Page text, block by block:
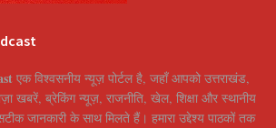
एक विश्वसनीय न्यूज़ पोर्टल है, जहाँ आपको उत्तराखंड,
खबरें, ब्रेकिंग न्यूज़, राजनीति, खेल, शिक्षा और स्थानीय
जानकारी के साथ मिलते हैं। हमारा उद्देश्य पाठकों तक